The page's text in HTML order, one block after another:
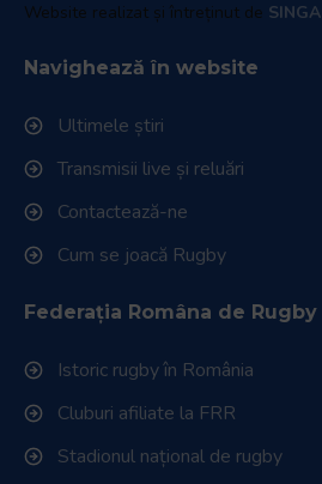
Website realizat și întreținut de SINGA
Navighează în website
Ultimele știri
Transmisii live și reluări
Contactează-ne
Cum se joacă Rugby
Federația Româna de Rugby
Istoric rugby în România
Cluburi afiliate la FRR
Stadionul național de rugby